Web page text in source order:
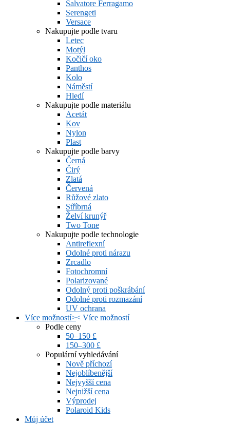
Salvatore Ferragamo
Serengeti
Versace
Nakupujte podle tvaru
Letec
Motýl
Kočičí oko
Panthos
Kolo
Náměstí
Hledí
Nakupujte podle materiálu
Acetát
Kov
Nylon
Plast
Nakupujte podle barvy
Černá
Čirý
Zlatá
Červená
Růžové zlato
Stříbrná
Želví krunýř
Two Tone
Nakupujte podle technologie
Antireflexní
Odolné proti nárazu
Zrcadlo
Fotochromní
Polarizované
Odolný proti poškrábání
Odolné proti rozmazání
UV ochrana
Více možností>< Více možností
Podle ceny
50–150 £
150–300 £
Populární vyhledávání
Nově příchozí
Nejoblíbenější
Nejvyšší cena
Nejnižší cena
Výprodej
Polaroid Kids
Můj účet